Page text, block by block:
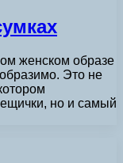
женском образе
Это не
но и самый